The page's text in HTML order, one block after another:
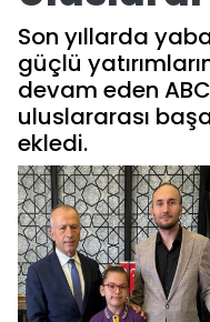
Son yıllarda
güçlü
devam eden
uluslararası
ekledi.